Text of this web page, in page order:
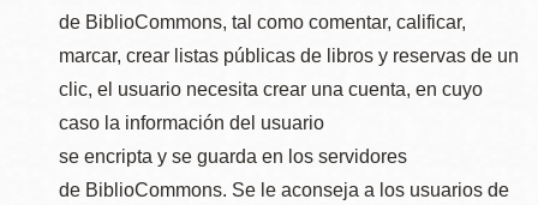
de BiblioCommons, tal como comentar, calificar,
marcar, crear listas públicas de libros y reservas de un
clic, el usuario necesita crear una cuenta, en cuyo
caso la información del usuario
se encripta y se guarda en los servidores
de BiblioCommons. Se le aconseja a los usuarios de